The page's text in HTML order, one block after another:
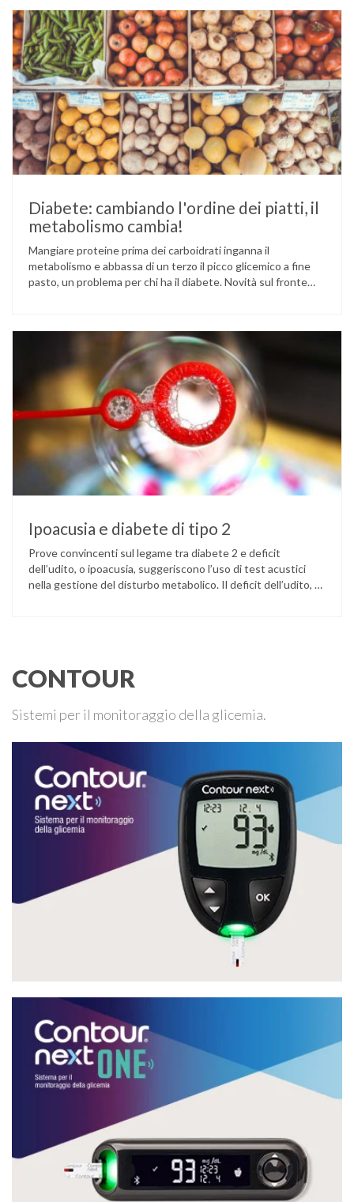
utilizzati per la preparazione di numerosi piatti, ma …
Diabete: cambiando l'ordine dei piatti, il
metabolismo cambia!
Mangiare proteine prima dei carboidrati inganna il
metabolismo e abbassa di un terzo il picco glicemico a fine
pasto, un problema per chi ha il diabete. Novità sul fronte
come ingannare il metabolismo ed evitare che gli zuccheri …
Ipoacusia e diabete di tipo 2
Prove convincenti sul legame tra diabete 2 e deficit
dell’udito, o ipoacusia, suggeriscono l’uso di test acustici
nella gestione del disturbo metabolico. Il deficit dell’udito, o
CONTOUR
Sistemi per il monitoraggio della glicemia.